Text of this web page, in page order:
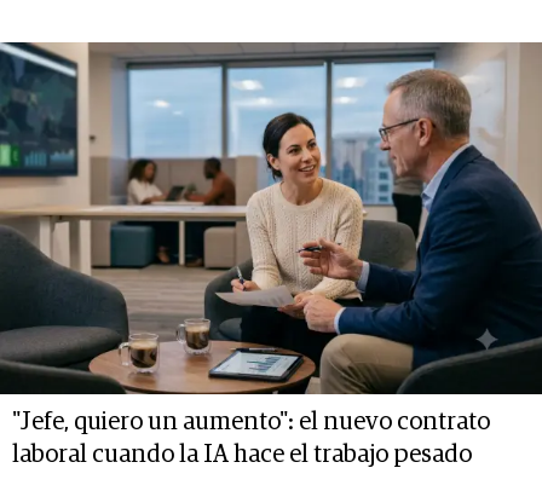
"Jefe, quiero un aumento": el nuevo contrato
laboral cuando la IA hace el trabajo pesado